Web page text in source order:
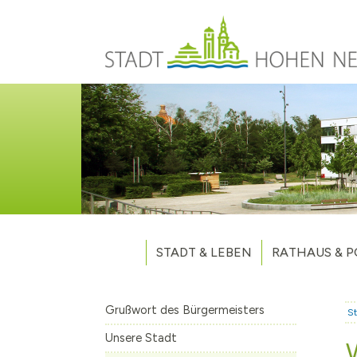
STADT & LEBEN
Unsere Stadt
Aktuelles
Weitere
RATHAUS &
Grußwort des Bürgermeisters
Unsere Stadt